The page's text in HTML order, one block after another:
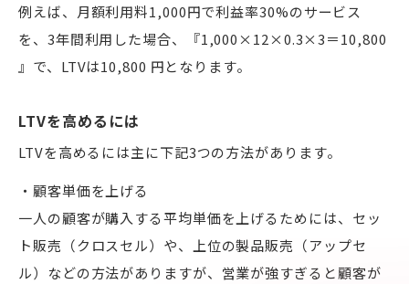
ERPで連携をさらにラクに
例えば、月額利用料1,000円で利益率30%のサービス
を、3年間利用した場合、『1,000×12×0.3×3＝10,800
』で、LTVは10,800 円となります。
LTVを高めるには
LTVを高めるには主に下記3つの方法があります。
・顧客単価を上げる
一人の顧客が購入する平均単価を上げるためには、セッ
ト販売（クロスセル）や、上位の製品販売（アップセ
ル）などの方法がありますが、営業が強すぎると顧客が